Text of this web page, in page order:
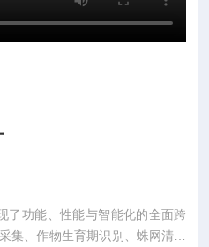
了功能、性能与智能化的全面跨
集、作物生育期识别、蛛网清洁